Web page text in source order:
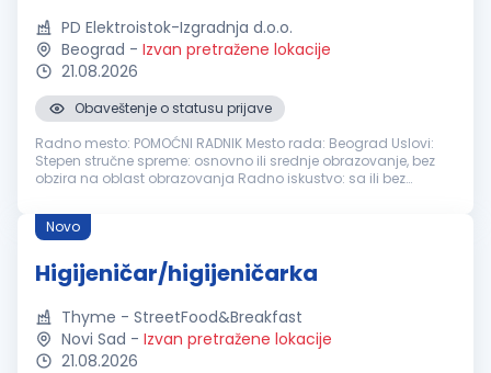
PD Elektroistok-Izgradnja d.o.o.
Beograd - Izvan pretražene lokacije
21.08.2026
Obaveštenje o statusu prijave
Radno mesto: POMOĆNI RADNIK Mesto rada: Beograd Uslovi:
Stepen stručne spreme: osnovno ili srednje obrazovanje, bez
obzira na oblast obrazovanja Radno iskustvo: sa ili bez
kancelarijskog p...
Novo
Higijeničar/higijeničarka
Thyme - StreetFood&Breakfast
Novi Sad - Izvan pretražene lokacije
21.08.2026